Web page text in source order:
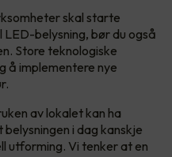
skal starte
belysning, bør du også
Store teknologiske
å implementere nye
av lokalet kan ha
i dag kanskje
utforming. Vi tenker at en